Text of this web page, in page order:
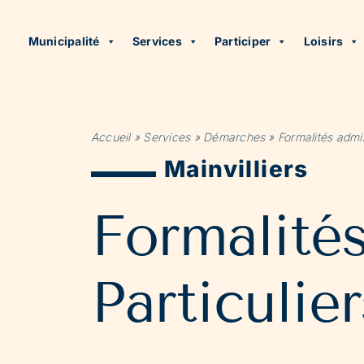
Municipalité Services Participer Loisirs
Accueil» Services» Démarches» Formalités
Mainvilliers